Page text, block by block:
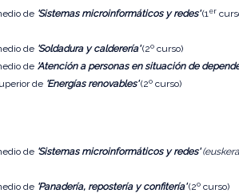
de 'Sistemas microinformáticos y redes'(1er
de 'Soldadura y calderería'(2º curso)
de 'Atención a personas en situación de
de 'Energías renovables'(2º curso)
de 'Sistemas microinformáticos y redes'
de 'Panadería, repostería y confitería'(2º curso)